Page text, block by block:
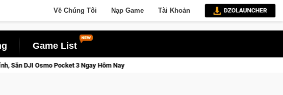
Về Chúng Tôi Nạp Game Tài Khoản
Game List
3 Ngay Hôm Nay Lineage W – Quyền lực và tài phú sẽ về tay kẻ đoạt được